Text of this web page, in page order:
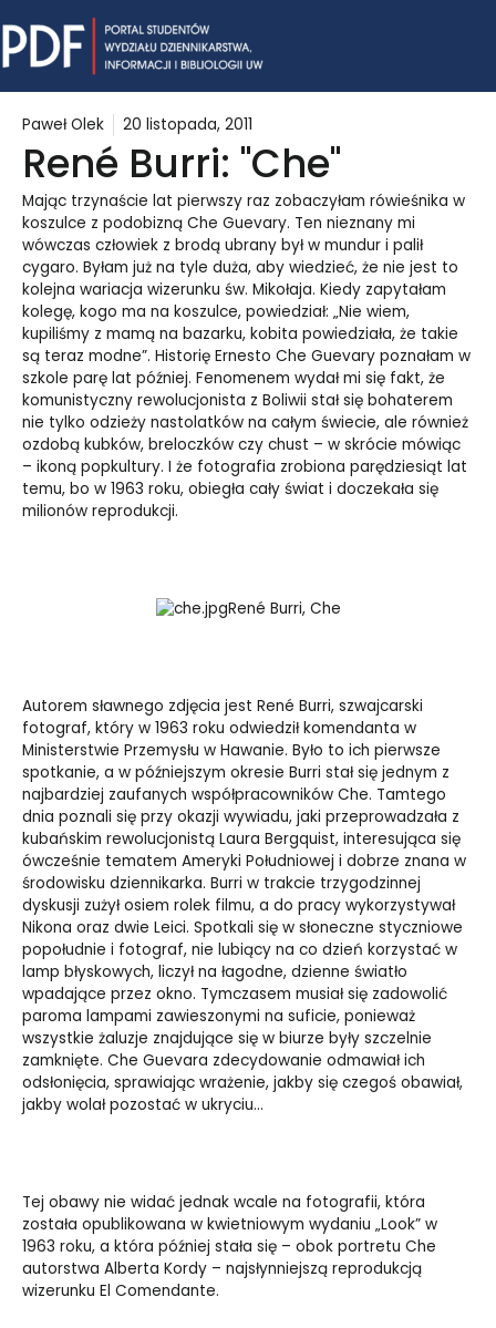
to
content
Paweł Olek 20 listopada, 2011
René Burri: "Che"
Mając trzynaście lat pierwszy raz zobaczyłam rówieśnika w
koszulce z podobizną Che Guevary. Ten nieznany mi
wówczas człowiek z brodą ubrany był w mundur i palił
cygaro. Byłam już na tyle duża, aby wiedzieć, że nie jest to
kolejna wariacja wizerunku św. Mikołaja. Kiedy zapytałam
kolegę, kogo ma na koszulce, powiedział: „Nie wiem,
kupiliśmy z mamą na bazarku, kobita powiedziała, że takie
są teraz modne”. Historię Ernesto Che Guevary poznałam w
szkole parę lat później. Fenomenem wydał mi się fakt, że
komunistyczny rewolucjonista z Boliwii stał się bohaterem
nie tylko odzieży nastolatków na całym świecie, ale również
ozdobą kubków, breloczków czy chust – w skrócie mówiąc
– ikoną popkultury. I że fotografia zrobiona parędziesiąt lat
temu, bo w 1963 roku, obiegła cały świat i doczekała się
milionów reprodukcji.
René Burri, Che
Autorem sławnego zdjęcia jest René Burri, szwajcarski
fotograf, który w 1963 roku odwiedził komendanta w
Ministerstwie Przemysłu w Hawanie. Było to ich pierwsze
spotkanie, a w późniejszym okresie Burri stał się jednym z
najbardziej zaufanych współpracowników Che. Tamtego
dnia poznali się przy okazji wywiadu, jaki przeprowadzała z
kubańskim rewolucjonistą Laura Bergquist, interesująca się
ówcześnie tematem Ameryki Południowej i dobrze znana w
środowisku dziennikarka. Burri w trakcie trzygodzinnej
dyskusji zużył osiem rolek filmu, a do pracy wykorzystywał
Nikona oraz dwie Leici. Spotkali się w słoneczne styczniowe
popołudnie i fotograf, nie lubiący na co dzień korzystać w
lamp błyskowych, liczył na łagodne, dzienne światło
wpadające przez okno. Tymczasem musiał się zadowolić
paroma lampami zawieszonymi na suficie, ponieważ
wszystkie żaluzje znajdujące się w biurze były szczelnie
zamknięte. Che Guevara zdecydowanie odmawiał ich
odsłonięcia, sprawiając wrażenie, jakby się czegoś obawiał,
jakby wolał pozostać w ukryciu…
Tej obawy nie widać jednak wcale na fotografii, która
została opublikowana w kwietniowym wydaniu „Look” w
1963 roku, a która później stała się – obok portretu Che
autorstwa Alberta Kordy – najsłynniejszą reprodukcją
wizerunku El Comendante.